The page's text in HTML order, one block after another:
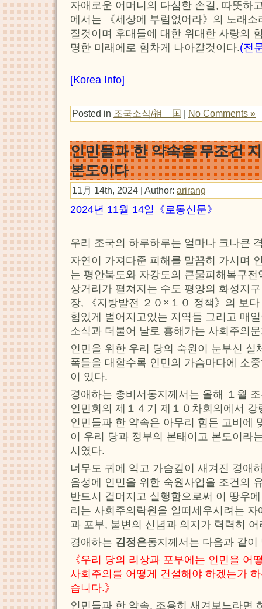
자애로운 어머니의 다심한 손길, 따뜻하
에서는 《세상에 부럼없어라》의 노래
질것이며 후대들에 대한 위대한 사랑의
명한 미래에로 힘차게 나아갈것이다.(전
[Korea Info]
Posted in 조국소식/祖 国 | No Comments »
인민들과 한 약속을 무조건
본도이다
11月 14th, 2024 | Author: arirang
2024년 11월 14일《로동신문》
우리 조국의 하루하루는 얼마나 크나큰
자연이 가져다준 피해를 말끔히 가시며
는 평안북도와 자강도의 큰물피해복구
상거리가 펼쳐지는 수도 평양의 화성지
장, 《지방발전 ２０×１０ 정책》의 보
힘있게 벌어지고있는 지역들 그리고 매
소식과 더불어 날로 흥해가는 사회주의
인민을 위한 우리 당의 숙원이 눈부신 실
폭들을 대할수록 인민의 가슴마다에 소
이 있다.
경애하는 총비서동지께서는 올해 １월
인민회의 제１４기 제１０차회의에서
인민들과 한 약속은 아무리 힘든 고비에
이 우리 당과 정부의 본태이고 본도이라
시였다.
너무도 귀에 익고 가슴깊이 새겨진 경애
음성에 인민을 위한 숙원사업을 조건의
반드시 걸머지고 실행함으로써 이 땅우
리는 사회주의락원을 일떠세우시려는
과 포부, 불변의 신념과 의지가 력력히
경애하는 김정은동지께서는 다음과 같이
《우리 당의 리상과 포부에는 인민을 어
사회주의를 어떻게 건설해야 하겠는가
습니다.》
인민들과 한 약속, 조용히 새겨보느라면